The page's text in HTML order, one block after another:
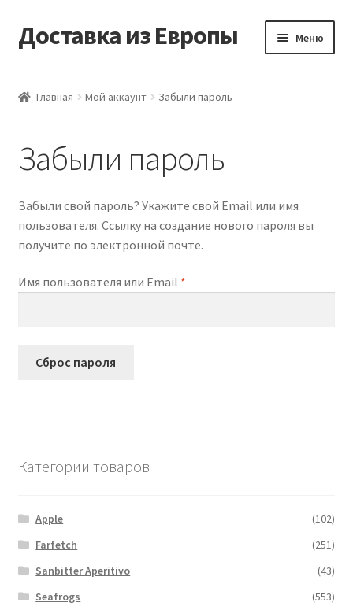
Перейти
к
Перейти
к
Доставка из Европы Меню
Заказать
Контакты
Корзина
Мой аккаунт
Главная Мой аккаунт Забыли пароль
Забыли пароль
Забыли свой пароль? Укажите свой Email или имя
пользователя. Ссылку на создание нового пароля вы
получите по электронной почте.
Имя пользователя или Email *Обязательно
Сброс пароля
Категории товаров
Apple
(102)
Farfetch
(251)
Sanbitter Aperitivo
(43)
Seafrogs
(553)